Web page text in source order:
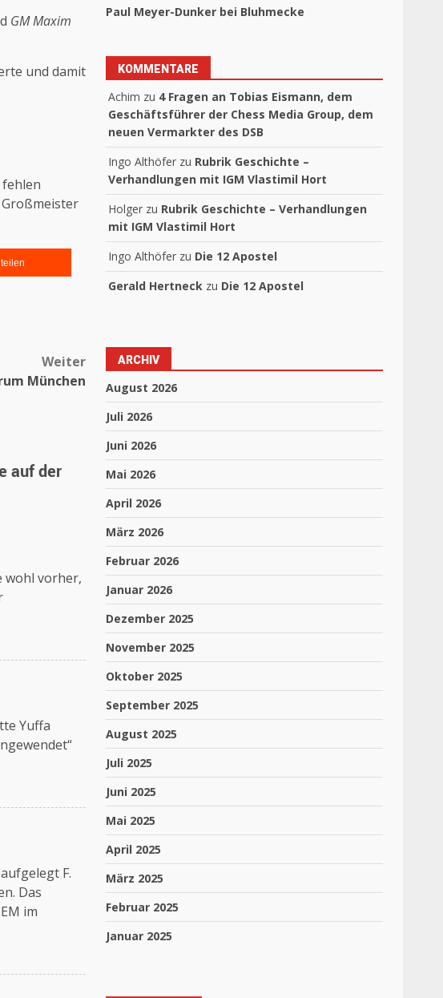
GM Maxim
und damit
Großmeister
teilen
Weiter
München
auf der
wohl vorher,
Yuffa
F.
Das
im
Paul Meyer-Dunker bei Bluhmecke
KOMMENTARE
Achim zu 4 Fragen an Tobias Eismann, dem
Geschäftsführer der Chess Media Group, dem
neuen Vermarkter des DSB
Ingo Althöfer zu Rubrik Geschichte –
Verhandlungen mit IGM Vlastimil Hort
Holger zu Rubrik Geschichte – Verhandlungen
mit IGM Vlastimil Hort
Ingo Althöfer zu Die 12 Apostel
Gerald Hertneck zu Die 12 Apostel
ARCHIV
August 2026
Juli 2026
Juni 2026
Mai 2026
April 2026
März 2026
Februar 2026
Januar 2026
Dezember 2025
November 2025
Oktober 2025
September 2025
August 2025
Juli 2025
Juni 2025
Mai 2025
April 2025
März 2025
Februar 2025
Januar 2025